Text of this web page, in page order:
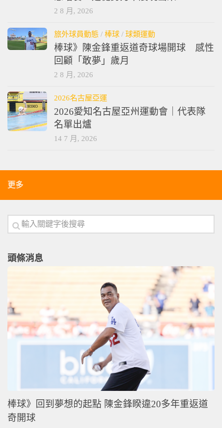
2 8 月, 2026
旅外球員動態 / 棒球 / 球類運動
棒球》陳金鋒重返道奇球場開球 感性
回顧「敢夢」歲月
2 8 月, 2026
2026名古屋亞運
2026愛知名古屋亞州運動會｜代表隊
名單出爐
14 7 月, 2026
更多
頭條消息
棒球》回到夢想的起點 陳金鋒睽違20多年重返道
奇開球